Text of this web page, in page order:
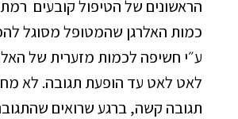
הראשונים של הטיפול קובעים
כמות האלרגן שהמטופל מסוגל
ע״י חשיפה לכמות מזערית של
לאט לאט עד הופעת תגובה. לא
תגובה קשה, ברגע שרואים